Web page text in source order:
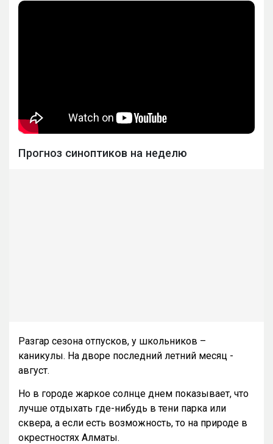
Прогноз синоптиков на неделю
Разгар сезона отпусков, у школьников –
каникулы. На дворе последний летний месяц -
август.
Но в городе жаркое солнце днем показывает, что
лучше отдыхать где-нибудь в тени парка или
сквера, а если есть возможность, то на природе в
окрестностях Алматы.